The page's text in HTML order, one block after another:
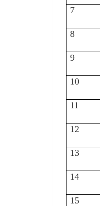
7
8
9
10
11
12
13
14
15